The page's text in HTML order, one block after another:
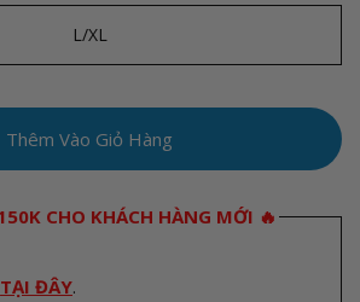
t
h
ư
ờ
g
L/XL
Thêm Vào Giỏ Hàng
CHO KHÁCH HÀNG MỚI 🔥
TẠI ĐÂY.